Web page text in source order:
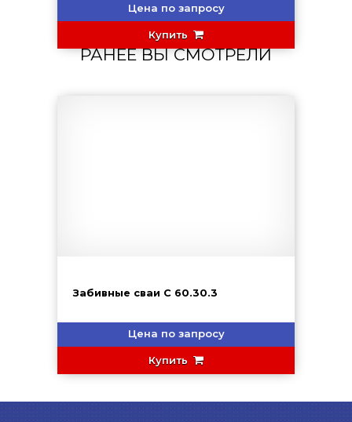
Цена по запросу
Купить
РАНЕЕ ВЫ СМОТРЕЛИ
Забивные сваи С 60.30.3
Цена по запросу
Купить